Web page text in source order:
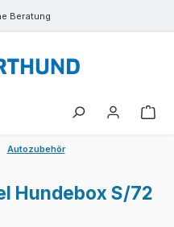
Beratung
Autozubehör
Hundebox S/72